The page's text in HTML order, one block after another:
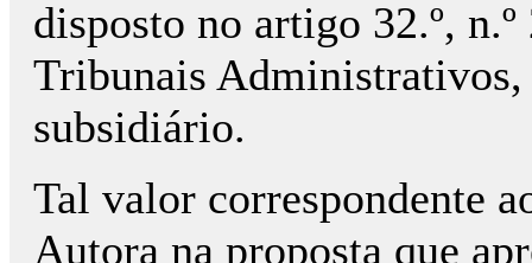
disposto no artigo 32.º,
Tribunais
subsidiário.
Tal valor correspondente
Autora na proposta que